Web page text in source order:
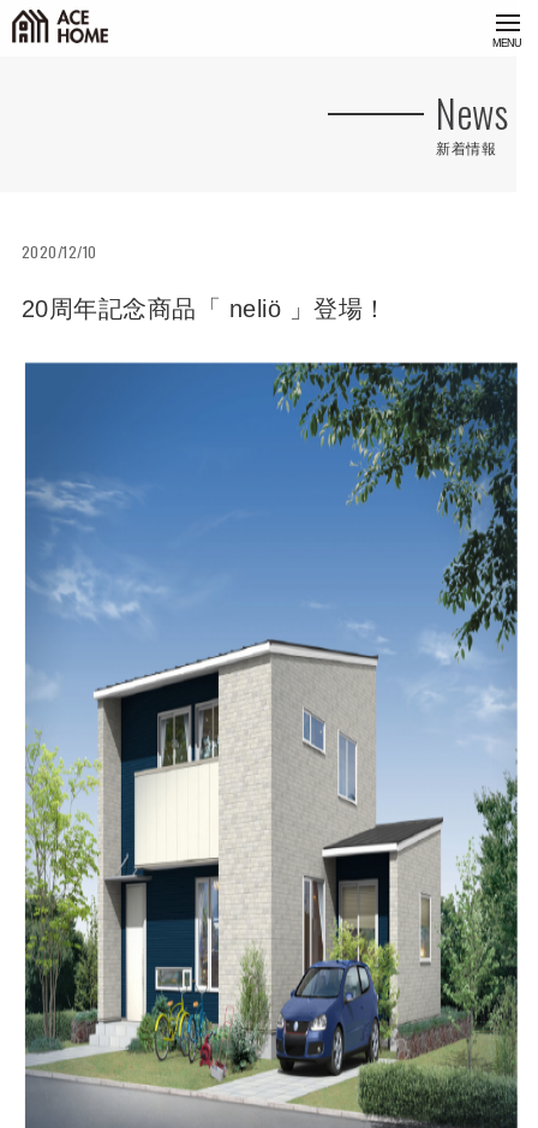
News
新着情報
2020/12/10
20周年記念商品「 neliö 」登場！